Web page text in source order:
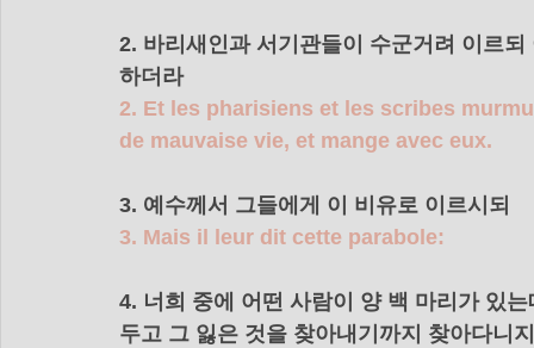
2. 바리새인과 서기관들이 수군거려 이르
하더라
2. Et les pharisiens et les scribes
de mauvaise vie, et mange avec eux.
3. 예수께서 그들에게 이 비유로 이르시되
3. Mais il leur dit cette parabole:
4. 너희 중에 어떤 사람이 양 백 마리가 있
두고 그 잃은 것을 찾아내기까지 찾아다니